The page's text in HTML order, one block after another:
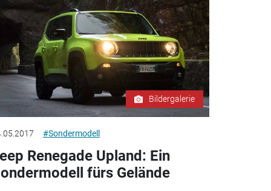
Bildergalerie
#Sondermodell
Renegade Upland: Ein
fürs Gelände